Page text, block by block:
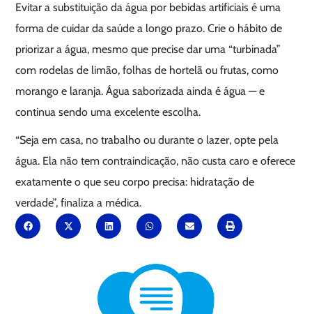
Evitar a substituição da água por bebidas artificiais é uma
forma de cuidar da saúde a longo prazo. Crie o hábito de
priorizar a água, mesmo que precise dar uma “turbinada”
com rodelas de limão, folhas de hortelã ou frutas, como
morango e laranja. Água saborizada ainda é água — e
continua sendo uma excelente escolha.
“Seja em casa, no trabalho ou durante o lazer, opte pela
água. Ela não tem contraindicação, não custa caro e oferece
exatamente o que seu corpo precisa: hidratação de
verdade”, finaliza a médica.